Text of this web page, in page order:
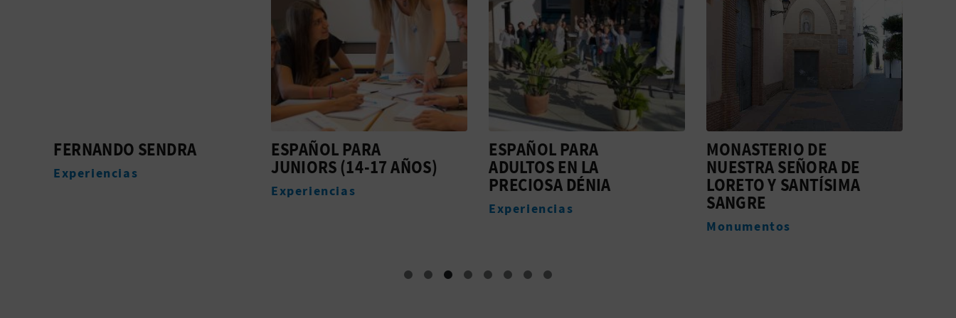
FERNANDO SENDRA
Experiencias
ESPAÑOL PARA
JUNIORS (14-17 AÑOS)
Experiencias
ESPAÑOL PARA
ADULTOS EN LA
PRECIOSA DÉNIA
Experiencias
MONASTERIO DE
NUESTRA SEÑORA DE
LORETO Y SANTÍSIMA
SANGRE
Monumentos